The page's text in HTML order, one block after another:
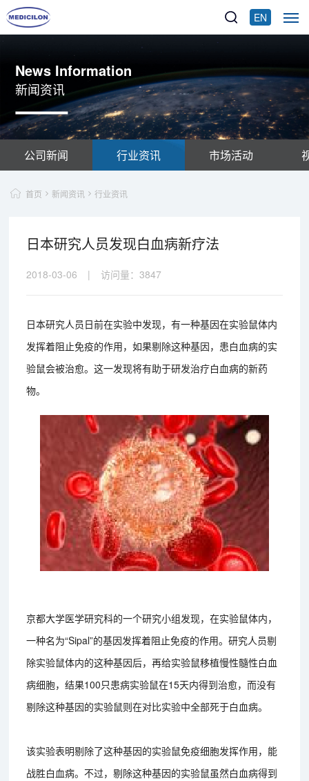
EN
News Information
新闻资讯
公司新闻 行业资讯 市场活动
首页 新闻资讯 行业资讯
日本研究人员发现白血病新疗法
2018-03-06 | 访问量：3847
日本研究人员日前在实验中发现，有一种基因在实验鼠体内
发挥着阻止免疫的作用，如果剔除这种基因，患白血病的实
验鼠会被治愈。这一发现将有助于研发治疗白血病的新药
物。
京都大学医学研究科的一个研究小组发现，在实验鼠体内，
一种名为“Sipal”的基因发挥着阻止免疫的作用。研究人员剔
除实验鼠体内的这种基因后，再给实验鼠移植慢性髓性白血
病细胞，结果100只患病实验鼠在15天内得到治愈，而没有
剔除这种基因的实验鼠则在对比实验中全部死于白血病。
该实验表明剔除了这种基因的实验鼠免疫细胞发挥作用，能
战胜白血病。不过，剔除这种基因的实验鼠虽然白血病得到